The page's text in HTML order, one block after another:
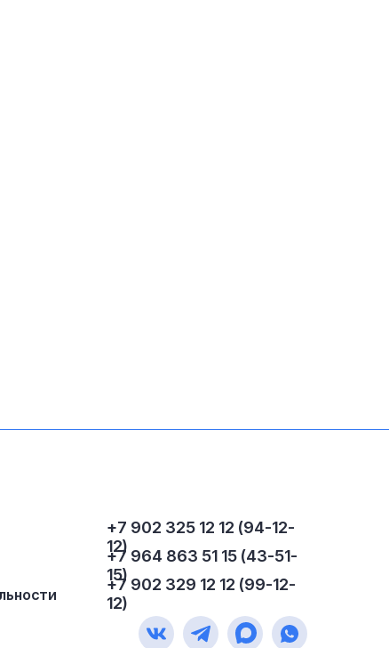
+7 902 329 12 12 (99-12-
12)
+7 964 863 51 15 (43-51-
15)
+7 902 325 12 12 (94-12-
12)